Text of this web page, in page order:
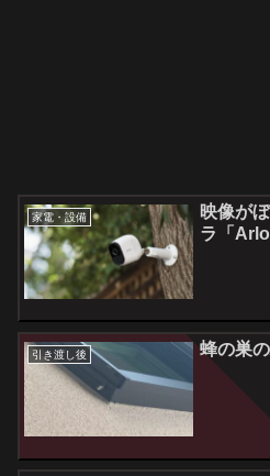
家電・設備
映像が
ラ「
引き渡し後 蜂の巣